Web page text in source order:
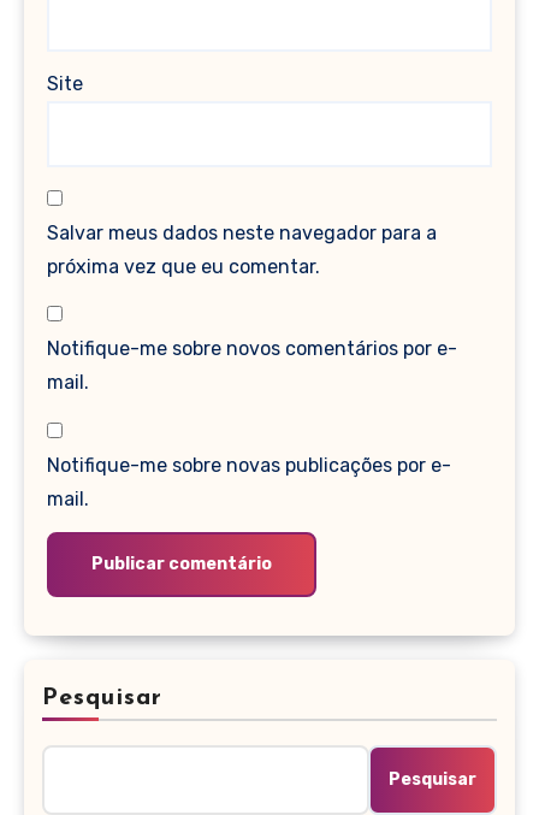
Site
Salvar meus dados neste navegador para a
próxima vez que eu comentar.
Notifique-me sobre novos comentários por e-
mail.
Notifique-me sobre novas publicações por e-
mail.
Pesquisar
Pesquisar